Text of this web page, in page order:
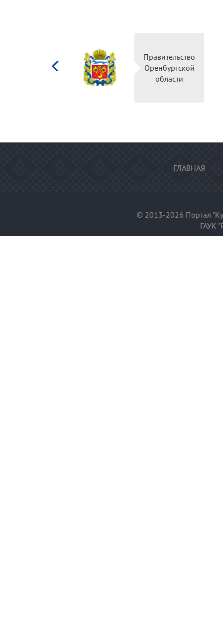
Правительство
Оренбургской
области
ГЛАВНАЯ
© 2013-2026 Портал
ГАУК